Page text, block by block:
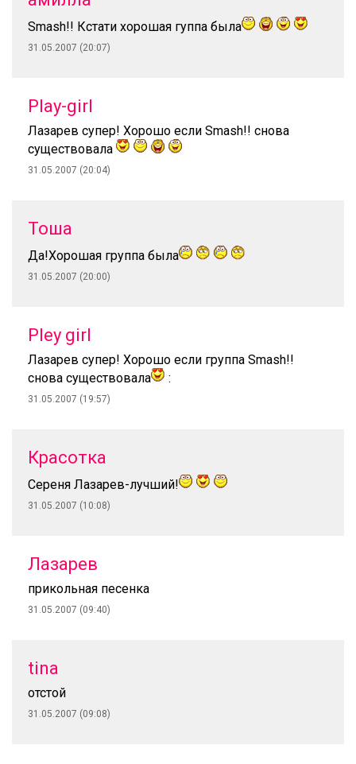
Smash!! Кстати хорошая гуппа была
31.05.2007 (20:07)
Play-girl
Лазарев супер! Хорошо если Smash!! снова
существовала
31.05.2007 (20:04)
Тоша
Да!Хорошая группа была
31.05.2007 (20:00)
Pley girl
Лазарев супер! Хорошо если группа Smash!!
снова существовала
:
31.05.2007 (19:57)
Красотка
Сереня Лазарев-лучший!
31.05.2007 (10:08)
Лазарев
прикольная песенка
31.05.2007 (09:40)
tina
отстой
31.05.2007 (09:08)